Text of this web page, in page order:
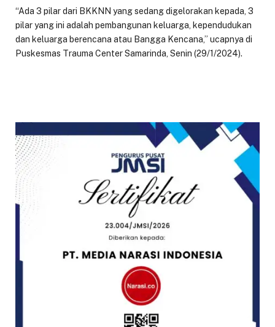
“Ada 3 pilar dari BKKNN yang sedang digelorakan kepada, 3
pilar yang ini adalah pembangunan keluarga, kependudukan
dan keluarga berencana atau Bangga Kencana,” ucapnya di
Puskesmas Trauma Center Samarinda, Senin (29/1/2024).